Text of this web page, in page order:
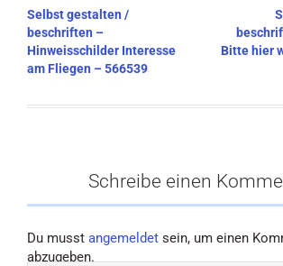
Beitragsnavigation
Selbst gestalten /
beschriften –
Hinweisschilder Interesse
am Fliegen – 566539
Bitte hier
Schreibe einen
Du musst angemeldet sein, um einen
abzugeben.